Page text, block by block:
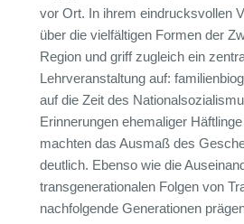
vor Ort. In ihrem eindrucksvollen
über die vielfältigen Formen der
Region und griff zugleich ein
Lehrveranstaltung auf:
auf die Zeit des
Erinnerungen ehemaliger
machten das Ausmaß des
deutlich. Ebenso wie die
transgenerationalen Folgen von
nachfolgende Generationen